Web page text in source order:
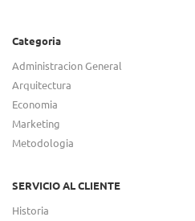
Categoria
Administracion General
Arquitectura
Economia
Marketing
Metodologia
SERVICIO AL CLIENTE
Historia